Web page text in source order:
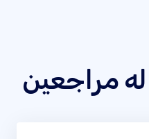
مراجعین